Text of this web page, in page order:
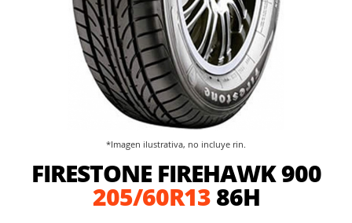
FIRESTONE FIREHAWK 900
205/60R1386H
*Imagen ilustrativa, no incluye rin.